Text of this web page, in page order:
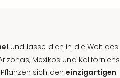
und lasse dich in die Welt des
Mexikos und Kaliforniens
sich den einzigartigen